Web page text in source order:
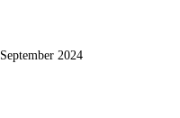
2024